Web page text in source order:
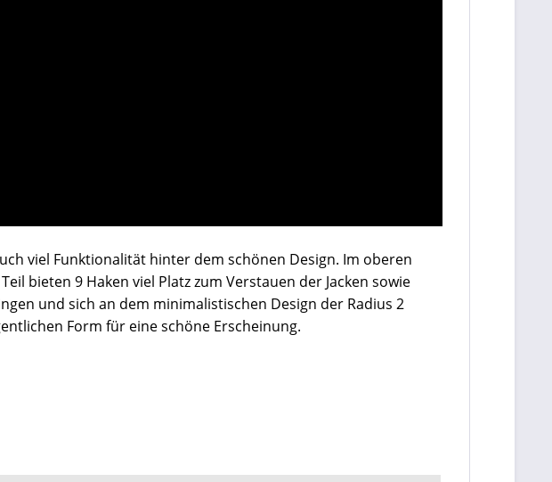
viel Funktionalität hinter dem schönen Design. Im oberen
bieten 9 Haken viel Platz zum Verstauen der Jacken sowie
und sich an dem minimalistischen Design der Radius 2
Form für eine schöne Erscheinung.